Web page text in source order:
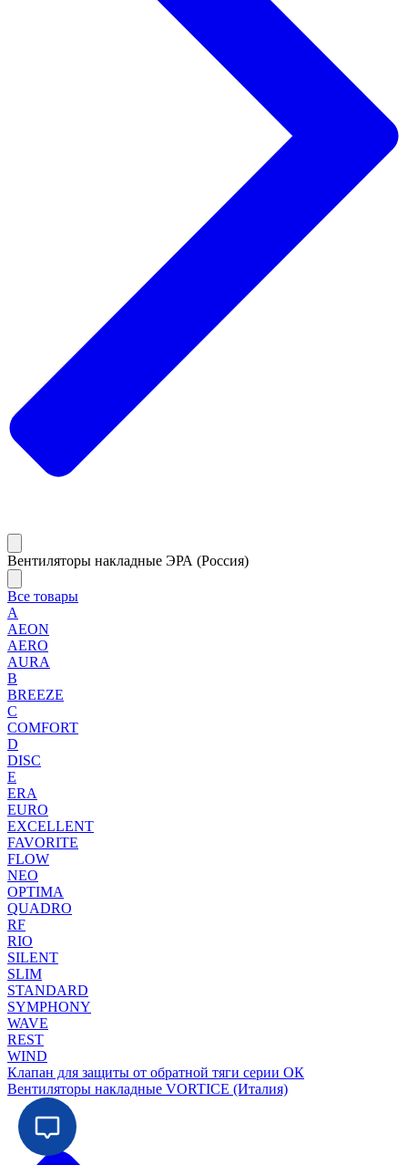
Вентиляторы накладные ЭРА (Россия)
Все товары
A
AEON
AERO
AURA
B
BREEZE
C
COMFORT
D
DISC
E
ERA
EURO
EXCELLENT
FAVORITE
FLOW
NEO
OPTIMA
QUADRO
RF
RIO
SILENT
SLIM
STANDARD
SYMPHONY
WAVE
REST
WIND
Клапан для защиты от обратной тяги серии ОК
Вентиляторы накладные VORTICE (Италия)